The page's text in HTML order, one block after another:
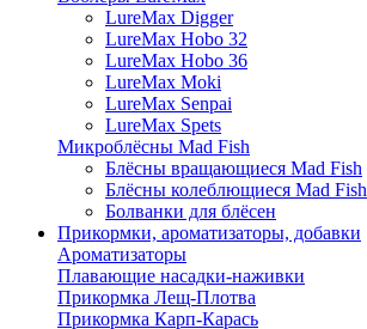
LureMax Digger
LureMax Hobo 32
LureMax Hobo 36
LureMax Moki
LureMax Senpai
LureMax Spets
Микроблёсны Mad Fish
Блёсны вращающиеся Mad Fish
Блёсны колеблющиеся Mad Fish
Болванки для блёсен
Прикормки, ароматизаторы, добавки
Ароматизаторы
Плавающие насадки-наживки
Прикормка Лещ-Плотва
Прикормка Карп-Карась